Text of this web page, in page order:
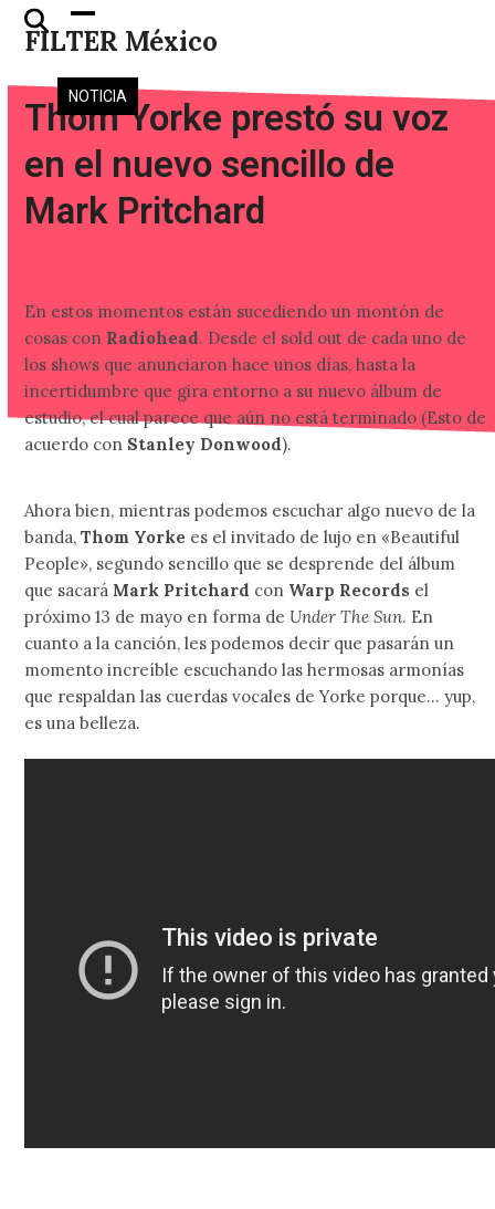
Skip
FILTER México
Open
mobile
menu
Close
mobile
menu
NOTICIA
Thom Yorke prestó su voz
en el nuevo sencillo de
Mark Pritchard
En estos momentos están sucediendo un montón de
cosas con Radiohead. Desde el sold out de cada uno de
los shows que anunciaron hace unos días, hasta la
incertidumbre que gira entorno a su nuevo álbum de
estudio, el cual parece que aún no está terminado (Esto de
acuerdo con Stanley Donwood).
Ahora bien, mientras podemos escuchar algo nuevo de la
banda,Thom Yorke es el invitado de lujo en «Beautiful
People», segundo sencillo que se desprende del álbum
que sacará Mark Pritchard con Warp Records el
próximo 13 de mayo en forma de Under The Sun. En
cuanto a la canción, les podemos decir que pasarán un
momento increíble escuchando las hermosas armonías
que respaldan las cuerdas vocales de Yorke porque… yup,
es una belleza.